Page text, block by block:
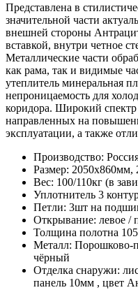
Представлена в
значительной части
внешней стороны
вставкой, внутри четное
Металлические части
как рама, так и видимые
утеплитель минеральная
непроницаемость для
коридора. Широкий спектр
направленных на
эксплуатации, а также
Производство:
Размер: 2050х860мм,
Вес: 100/110кг (в
Уплотнитель 3
Петли: 3шт на
Открывание: левое /
Толщина полотна
Металл: Порошково-
чёрный
Отделка снаружи:
панель 10мм , цвет